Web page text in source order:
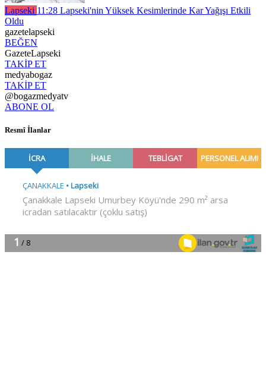
Lapseki 11:28 Lapseki'nin Yüksek Kesimlerinde Kar Yağışı Etkili
Oldu
gazetelapseki
BEĞEN
GazeteLapseki
TAKİP ET
medyabogaz
TAKİP ET
@bogazmedyatv
ABONE OL
Resmî İlanlar